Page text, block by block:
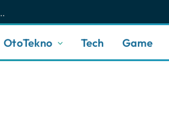
Asisten AI Personal yang Lebih Intuitif
OtoTekno Tech Game